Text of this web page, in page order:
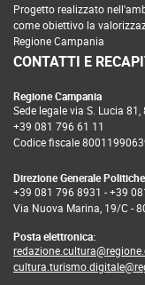
Progetto realizzato
come obiettivo la
Regione Campania
CONTATTI E
Regione Campania
Sede legale via S. Lucia
+39 081 796 61 11
Codice fiscale
Direzione Generale
+39 081 796 8931 -+39
Via Nuova Marina, 19/C -
Posta elettronica: